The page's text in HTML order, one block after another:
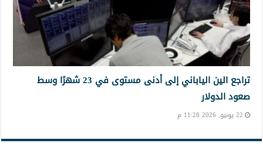
تراجع الين الياباني إلى أدنى مستوى في 23 شهرًا وسط
صعود الدولار
22 يونيو, 2026 11:28 م